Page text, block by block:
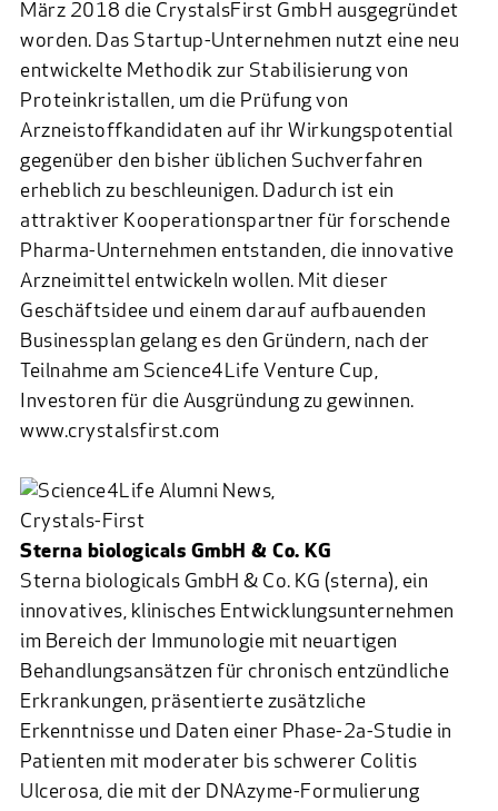
März 2018 die CrystalsFirst GmbH ausgegründet
worden. Das Startup-Unternehmen nutzt eine neu
entwickelte Methodik zur Stabilisierung von
Proteinkristallen, um die Prüfung von
Arzneistoffkandidaten auf ihr Wirkungspotential
gegenüber den bisher üblichen Suchverfahren
erheblich zu beschleunigen. Dadurch ist ein
attraktiver Kooperationspartner für forschende
Pharma-Unternehmen entstanden, die innovative
Arzneimittel entwickeln wollen. Mit dieser
Geschäftsidee und einem darauf aufbauenden
Businessplan gelang es den Gründern, nach der
Teilnahme am Science4Life Venture Cup,
Investoren für die Ausgründung zu gewinnen.
www.crystalsfirst.com
Sterna biologicals GmbH & Co. KG
Sterna biologicals GmbH & Co. KG (sterna), ein
innovatives, klinisches Entwicklungsunternehmen
im Bereich der Immunologie mit neuartigen
Behandlungsansätzen für chronisch entzündliche
Erkrankungen, präsentierte zusätzliche
Erkenntnisse und Daten einer Phase-2a-Studie in
Patienten mit moderater bis schwerer Colitis
Ulcerosa, die mit der DNAzyme-Formulierung